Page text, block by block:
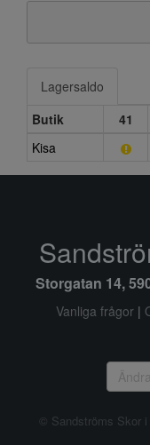
Lagersaldo
Butik
41
Kisa
Storgatan 14,
Vanliga frågor |
© Sandströms Skor